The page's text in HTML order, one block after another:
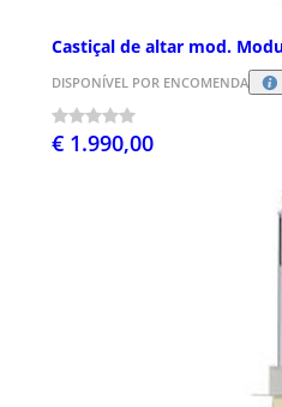
Castiçal de altar mod.
DISPONÍVEL POR ENCOMENDA
€ 1.990,00